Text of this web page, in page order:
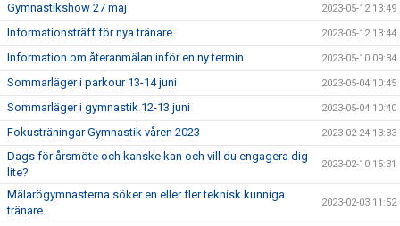
Gymnastikshow 27 maj 2023-05-12 13:49
Informationsträff för nya tränare 2023-05-12 13:44
Information om återanmälan inför en ny termin 2023-05-10 09:34
Sommarläger i parkour 13-14 juni 2023-05-04 10:45
Sommarläger i gymnastik 12-13 juni 2023-05-04 10:40
Fokusträningar Gymnastik våren 2023 2023-02-24 13:33
Dags för årsmöte och kanske kan och vill du engagera dig
lite?
2023-02-10 15:31
Mälarögymnasterna söker en eller fler teknisk kunniga
tränare.
2023-02-03 11:52